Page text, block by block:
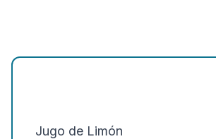
Jugo de Limón